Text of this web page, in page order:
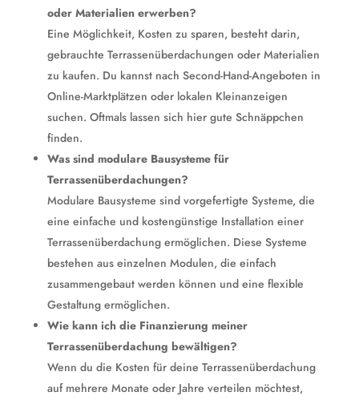
oder Materialien erwerben?
Eine Möglichkeit, Kosten zu sparen, besteht darin,
gebrauchte Terrassenüberdachungen oder Materialien
zu kaufen. Du kannst nach Second-Hand-Angeboten in
Online-Marktplätzen oder lokalen Kleinanzeigen
suchen. Oftmals lassen sich hier gute Schnäppchen
finden.
Was sind modulare Bausysteme für
Terrassenüberdachungen?
Modulare Bausysteme sind vorgefertigte Systeme, die
eine einfache und kostengünstige Installation einer
Terrassenüberdachung ermöglichen. Diese Systeme
bestehen aus einzelnen Modulen, die einfach
zusammengebaut werden können und eine flexible
Gestaltung ermöglichen.
Wie kann ich die Finanzierung meiner
Terrassenüberdachung bewältigen?
Wenn du die Kosten für deine Terrassenüberdachung
auf mehrere Monate oder Jahre verteilen möchtest,